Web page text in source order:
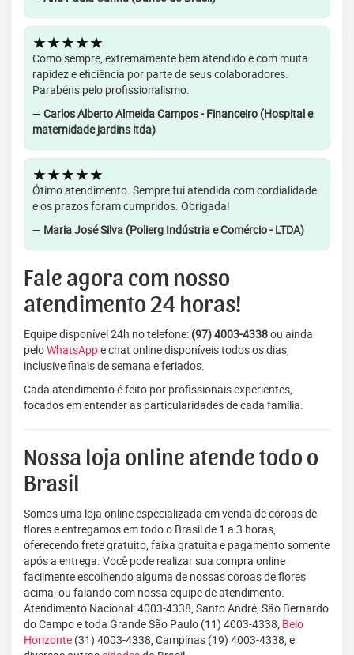
★★★★★
Como sempre, extremamente bem atendido e com muita
rapidez e eficiência por parte de seus colaboradores.
Parabéns pelo profissionalismo.
— Carlos Alberto Almeida Campos - Financeiro (Hospital e
maternidade jardins ltda)
★★★★★
Ótimo atendimento. Sempre fui atendida com cordialidade
e os prazos foram cumpridos. Obrigada!
— Maria José Silva (Polierg Indústria e Comércio - LTDA)
Fale agora com nosso
atendimento 24 horas!
Equipe disponível 24h no telefone: (97) 4003-4338ou ainda
peloWhatsAppe chat online disponíveis todos os dias,
inclusive finais de semana e feriados.
Cada atendimento é feito por profissionais experientes,
focados em entender as particularidades de cada família.
Nossa loja online atende todo o
Brasil
Somos uma loja online especializada em venda de coroas de
flores e entregamos em todo o Brasil de 1 a 3 horas,
oferecendo frete gratuito, faixa gratuita e pagamento somente
após a entrega. Você pode realizar sua compra online
facilmente escolhendo alguma de nossas coroas de flores
acima, ou falando com nossa equipe de atendimento.
Atendimento Nacional: 4003-4338, Santo André, São Bernardo
do Campo e toda Grande São Paulo (11) 4003-4338, Belo
Horizonte (31) 4003-4338, Campinas (19) 4003-4338, e